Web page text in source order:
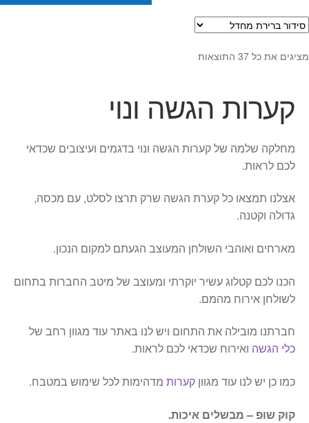
מציגים את כל ⁦37⁩ התוצאות
קערות הגשה ונוי
מחלקה שלמה של קערות הגשה ונוי בדגמים ועיצובים שכדאי
לכם לראות.
אצלנו תמצאו כל קערת הגשה שרק תרצו לסלט, עם מכסה,
גדולה וקטנה.
מארחים ואוהבי השולחן המעוצב הגעתם למקום הנכון.
הכנו לכם קטלוג עשיר יוקרתי ומעוצב של מיטב החברות בתחום
לשולחן אירוח מהמם.
חברתנו מובילה את התחום ויש לנו באתר עוד מגוון רחב של
כלי הגשה ואירוח שכדאי לכם לראות.
כמו כן יש לנו עוד מגוון קערות מדהימות לכל שימוש במטבח.
קוק שופ – מבשלים איכות.